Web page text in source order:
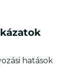
hatások